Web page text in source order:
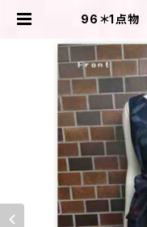
96＊1点物